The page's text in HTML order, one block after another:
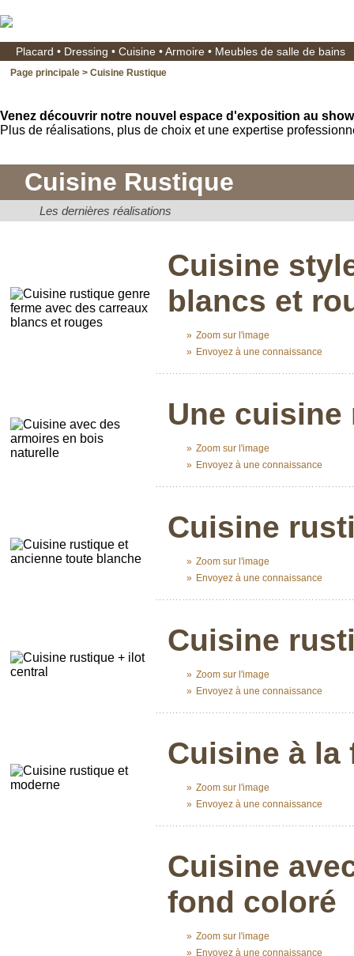
Placard • Dressing • Cuisine • Armoire • Meubles de salle de bains
Page principale > Cuisine Rustique
Venez découvrir notre nouvel espace d'exposition au
Plus de réalisations, plus de choix et une expertise
Cuisine Rustique
Les dernières réalisations
Cuisine
blancs et
» Zoom sur l'image
» Envoyez à une connaissance
Une cuisine
» Zoom sur l'image
» Envoyez à une connaissance
Cuisine
» Zoom sur l'image
» Envoyez à une connaissance
Cuisine
» Zoom sur l'image
» Envoyez à une connaissance
Cuisine à la
» Zoom sur l'image
» Envoyez à une connaissance
Cuisine
fond coloré
» Zoom sur l'image
» Envoyez à une connaissance